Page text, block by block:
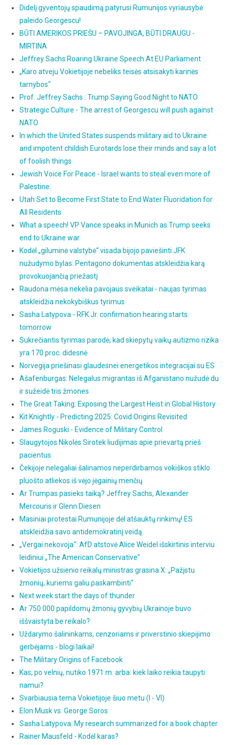
Didelį gyventojų spaudimą patyrusi Rumunijos vyriausybė
paleido Georgescu!
BŪTI AMERIKOS PRIEŠU – PAVOJINGA, BŪTI DRAUGU -
MIRTINA
Jeffrey Sachs Roaring Ukraine Speech At EU Parliament
„Karo atveju Vokietijoje nebeliks teisės atsisakyti karinės
tarnybos“
Prof. Jeffrey Sachs : Trump Saying Good Night to NATO
Strategic Culture - The arrest of Georgescu will push against
NATO
In which the United States suspends military aid to Ukraine
and impotent childish Eurotards lose their minds and say a lot
of foolish things
Jewish Voice For Peace - Israel wants to steal even more of
Palestine.
Utah Set to Become First State to End Water Fluoridation for
All Residents
What a speech! VP Vance speaks in Munich as Trump seeks
end to Ukraine war
Kodėl „giluminė valstybė“ visada bijojo paviešinti JFK
nužudymo bylas: Pentagono dokumentas atskleidžia karą
provokuojančią priežastį
Raudona mėsa nekelia pavojaus sveikatai - naujas tyrimas
atskleidžia nekokybiškus tyrimus
Sasha Latypova - RFK Jr. confirmation hearing starts
tomorrow
Sukrečiantis tyrimas parodė, kad skiepytų vaikų autizmo rizika
yra 170 proc. didesnė
Norvegija priešinasi glaudesnei energetikos integracijai su ES
Ašafenburgas: Nelegalus migrantas iš Afganistano nužudė du
ir sužeidė tris žmones
The Great Taking: Exposing the Largest Heist in Global History
Kit Knightly - Predicting 2025: Covid Origins Revisited
James Roguski - Evidence of Military Control
Slaugytojos Nikolės Sirotek liudijimas apie prievartą prieš
pacientus
Čekijoje nelegaliai šalinamos neperdirbamos vokiškos stiklo
pluošto atliekos iš vėjo jėgainių menčių
Ar Trumpas pasieks taiką? Jeffrey Sachs, Alexander
Mercouris ir Glenn Diesen
Masiniai protestai Rumunijoje dėl atšauktų rinkimų! ES
atskleidžia savo antidemokratinį veidą.
„Vergai nekovoja“: AfD atstovė Alice Weidel išskirtinis interviu
leidiniui „The American Conservative"
Vokietijos užsienio reikalų ministras grasina X: „Pažįstu
žmonių, kuriems galiu paskambinti“
Next week start the days of thunder
Ar 750 000 papildomų žmonių gyvybių Ukrainoje buvo
iššvaistyta be reikalo?
Uždarymo šalininkams, cenzoriams ir priverstinio skiepijimo
gerbėjams - blogi laikai!
The Military Origins of Facebook
Kas, po velnių, nutiko 1971 m. arba: kiek laiko reikia taupyti
namui?
Svarbiausia tema Vokietijoje šiuo metu (I - VI)
Elon Musk vs. George Soros
Sasha Latypova: My research summarized for a book chapter
Rainer Mausfeld - Kodėl karas?